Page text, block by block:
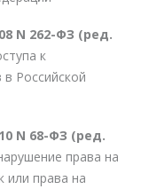
N 262-ФЗ (ред.
к
Российской
N 68-ФЗ (ред.
права на
или права на